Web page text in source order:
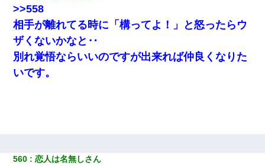
彼にプロポーズされたんだけど、実は資産家だと知って婚約破棄
した。B子「A男くんと別れたって本当？私が付き合ってもい
い？」
全く親しくないママ友Aから突然「飲み会しよう」と誘われたがお
断りした。後日Aの企みを知ってゾッとするやら腹立つやら！
>>558
相手が離れてる時に「構ってよ！」と怒ったらウ
ザくないかなと‥
別れ覚悟ならいいのですが出来れば仲良くなりた
いです。
560 恋人は名無しさん